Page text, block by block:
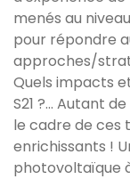
menés au
pour répondre
approches/
Quels impacts
S21 ?... Autant
le cadre de ces
enrichissants !
photovoltaïque